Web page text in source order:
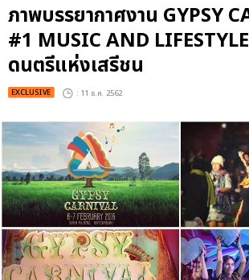
ภาพบรรยากาศงาน GYPSY
#1 MUSIC AND
ดนตรีแห่งเสรีชน
EXCLUSIVE : 11 ธ.ค. 2562